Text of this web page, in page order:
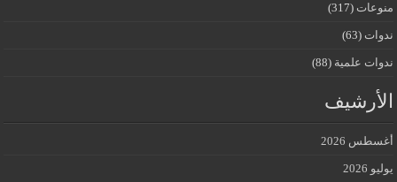
منوعات (317)
ندوات (63)
ندوات علمية (88)
الأرشيف
أغسطس 2026
يوليو 2026